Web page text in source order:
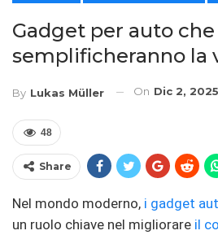
Gadget per auto
semplificheranno la
By Lukas Müller On Dic 2, 2025
48
Share
Nel mondo moderno, i gadget
un ruolo chiave nel migliorare il